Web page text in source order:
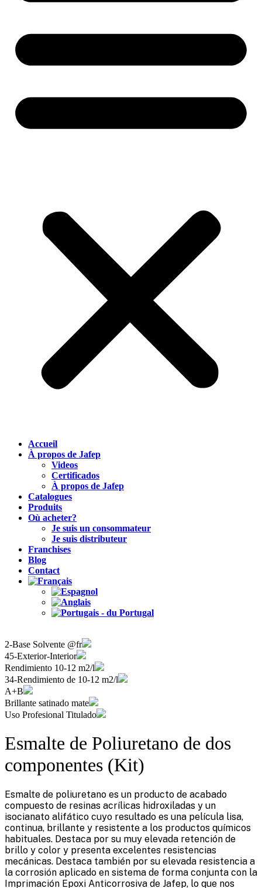
Accueil
À propos de Jafep
Videos
Certificados
À propos de Jafep
Catalogues
Produits
Où acheter?
Je suis un consommateur
Je suis distributeur
Franchises
Blog
Contact
2-Base Solvente @fr
45-Exterior-Interior
Rendimiento 10-12 m2/l
34-Rendimiento de 10-12 m2/l
A+B
Brillante satinado mate
Uso Profesional Titulado
Esmalte de Poliuretano de dos
componentes (Kit)
Esmalte de poliuretano es un producto de acabado
compuesto de resinas acrílicas hidroxiladas y un
isocianato alifático cuyo resultado es una película lisa,
continua, brillante y resistente a los productos químicos
habituales. Destaca por su muy elevada retención de
brillo y color y presenta excelentes resistencias
mecánicas. Destaca también por su elevada resistencia a
la corrosión aplicado en sistema de forma conjunta con la
Imprimación Epoxi Anticorrosiva de Jafep, lo que nos